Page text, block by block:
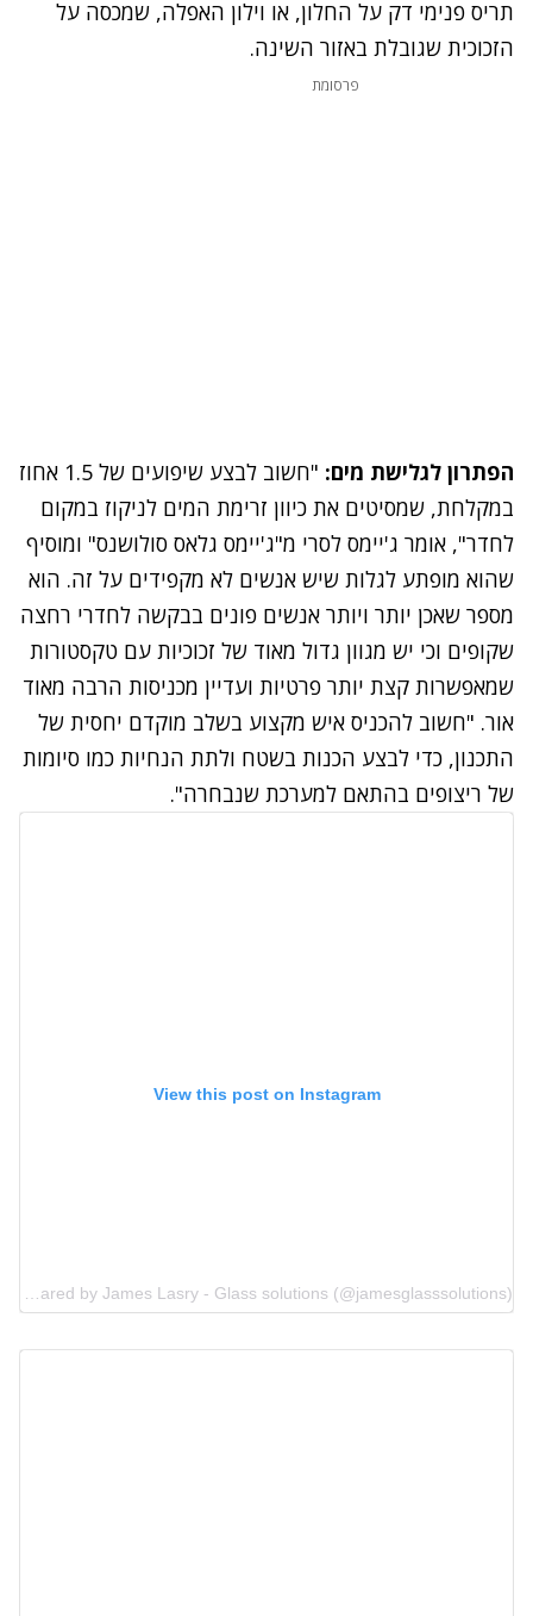
תריס פנימי דק על החלון, או וילון האפלה, שמכסה על
הזכוכית שגובלת באזור השינה.
פרסומת
הפתרון לגלישת מים:
"חשוב לבצע שיפועים של 1.5 אחוז
במקלחת, שמסיטים את כיוון זרימת המים לניקוז במקום
לחדר", אומר ג'יימס לסרי מ"ג'יימס גלאס סולושנס" ומוסיף
שהוא מופתע לגלות שיש אנשים לא מקפידים על זה. הוא
מספר שאכן יותר ויותר אנשים פונים בבקשה לחדרי רחצה
שקופים וכי יש מגוון גדול מאוד של זכוכיות עם טקסטורות
שמאפשרות קצת יותר פרטיות ועדיין מכניסות הרבה מאוד
אור. "חשוב להכניס איש מקצוע בשלב מוקדם יחסית של
התכנון, כדי לבצע הכנות בשטח ולתת הנחיות כמו סיומות
של ריצופים בהתאם למערכת שנבחרה".
View this post on Instagram